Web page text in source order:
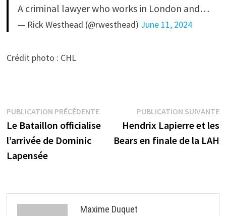
A criminal lawyer who works in London and…
— Rick Westhead (@rwesthead) June 11, 2024
Crédit photo : CHL
Navigation
de
l’article
PUBLICATION PRÉCÉDENTEPublication
précédente :
Le Bataillon officialise
l’arrivée de Dominic
Lapensée
PUBLICATION SUIVANTE
Hendrix Lapierre et les
Bears en finale de la LAH
Maxime Duquet